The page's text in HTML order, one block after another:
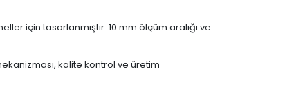
için tasarlanmıştır. 10 mm ölçüm aralığı ve
kalite kontrol ve üretim